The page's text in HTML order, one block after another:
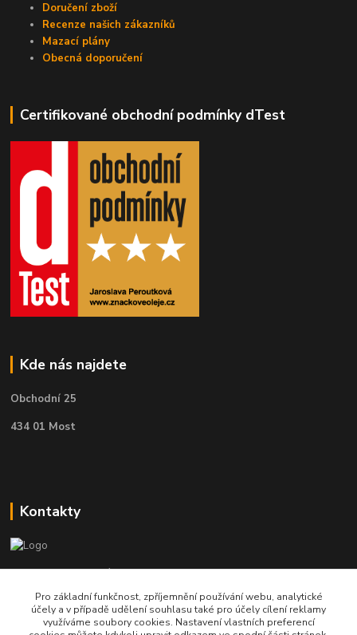
Doručení zboží
Recenze našich zákazníků
Mazací plány
Obecná doporučení
Certifikované obchodní podmínky dTest
Kde nás najdete
Obchodní 25
434 01 Most
Kontakty
Telefon pro technické dotazy: 775 113 255
Telefon do našeho obchodu : 774 993 479
Pro základní funkčnost, zpříjemnění používání webu, analytické
účely a v případě udělení souhlasu také pro účely cílení reklamy
využíváme soubory cookies. Nastavení vlastních preferencí